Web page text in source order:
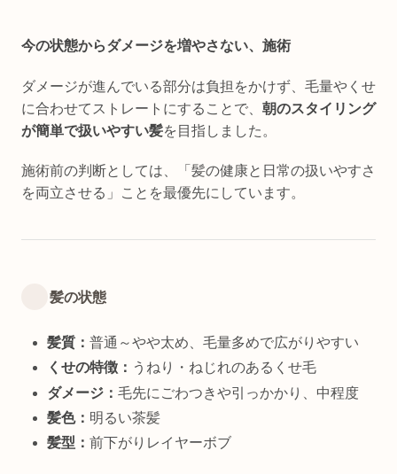
今の状態からダメージを増やさない、施術
ダメージが進んでいる部分は負担をかけず、毛量やくせ
に合わせてストレートにすることで、 朝のスタイリング
が簡単で扱いやすい髪を目指しました。
施術前の判断としては、「髪の健康と日常の扱いやすさ
を両立させる」ことを最優先にしています。
髪の状態
髪質：普通～やや太め、毛量多めで広がりやすい
くせの特徴： うねり・ねじれのあるくせ毛
ダメージ：毛先にごわつきや引っかかり、中程度
髪色： 明るい茶髪
髪型：前下がりレイヤーボブ